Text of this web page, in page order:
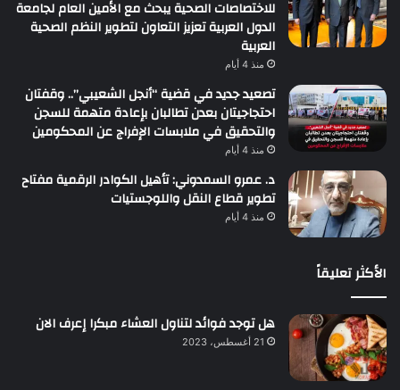
للاختصاصات الصحية يبحث مع الأمين العام لجامعة
الدول العربية تعزيز التعاون لتطوير النظم الصحية
العربية
منذ 4 أيام
تصعيد جديد في قضية “أنجل الشعيبي”.. وقفتان
احتجاجيتان بعدن تطالبان بإعادة متهمة للسجن
والتحقيق في ملابسات الإفراج عن المحكومين
منذ 4 أيام
د. عمرو السمدوني: تأهيل الكوادر الرقمية مفتاح
تطوير قطاع النقل واللوجستيات
منذ 4 أيام
الأكثر تعليقاً
هل توجد فوائد لتناول العشاء مبكرا إعرف الان
21 أغسطس، 2023